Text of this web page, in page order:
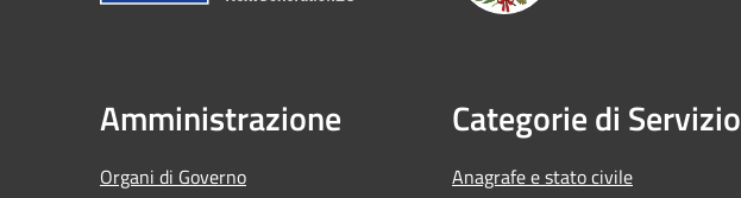
Amministrazione
Organi di Governo
Categorie di Servizio
Anagrafe e stato civile